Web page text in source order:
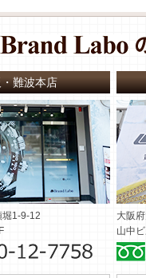
難波本店
堀1-9-12
大阪
山中